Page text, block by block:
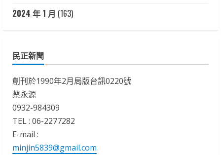
2024 年 1 月 (163)
民正新聞
創刊於1990年2月局版台訊0220號
蔡永源
0932-984309
TEL : 06-2277282
E-mail :
minjin5839@gmail.com